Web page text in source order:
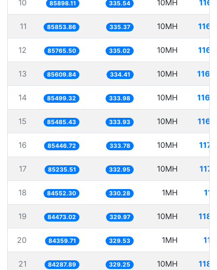
10 85898.11 335.54 10MH
11 85853.86 335.37 10MH
12 85765.50 335.02 10MH
13 85609.84 334.41 10MH
14 85499.32 333.98 10MH
15 85485.43 333.93 10MH
16 85446.72 333.78 10MH
17 85235.51 332.95 10MH
18 84552.30 330.28 1MH
19 84473.02 329.97 10MH
20 84359.71 329.53 1MH
21 84287.89 329.25 10MH